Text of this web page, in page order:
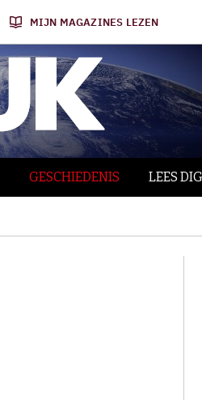
MIJN MAGAZINES LEZEN
GESCHIEDENIS LEES